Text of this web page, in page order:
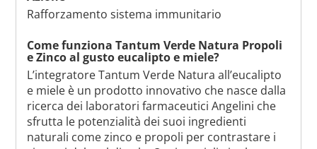
Rafforzamento sistema immunitario
Come funziona Tantum Verde Natura Propoli
e Zinco al gusto eucalipto e miele?
L’integratore Tantum Verde Natura all’eucalipto
e miele è un prodotto innovativo che nasce dalla
ricerca dei laboratori farmaceutici Angelini che
sfrutta le potenzialità dei suoi ingredienti
naturali come zinco e propoli per contrastare i